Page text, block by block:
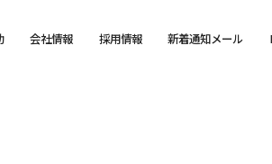
会社情報 採用情報 新着通知メール